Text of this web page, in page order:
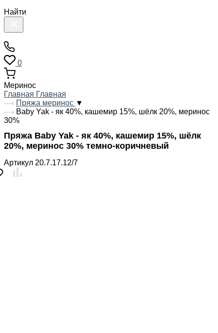
Найти
0
Меринос
Главная Главная
Пряжа меринос ▼
Baby Yak - як 40%, кашемир 15%, шёлк 20%, меринос
30%
Пряжа Baby Yak - як 40%, кашемир 15%, шёлк
20%, меринос 30% темно-коричневый
Артикул 20.7.17.12/7